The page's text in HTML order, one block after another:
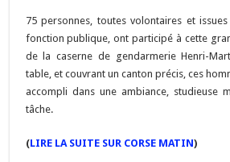
o
k
m h
at
75 personnes, toutes volontaires et
fonction publique, ont participé à cette
de la caserne de gendarmerie Henri-
table, et couvrant un canton précis, ces
accompli dans une ambiance, studieuse
tâche.
(LIRE LA SUITE SUR CORSE MATIN)